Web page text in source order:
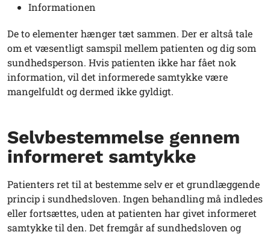
Informationen
De to elementer hænger tæt sammen. Der er altså tale
om et væsentligt samspil mellem patienten og dig som
sundhedsperson. Hvis patienten ikke har fået nok
information, vil det informerede samtykke være
mangelfuldt og dermed ikke gyldigt.
Selvbestemmelse gennem
informeret samtykke
Patienters ret til at bestemme selv er et grundlæggende
princip i sundhedsloven. Ingen behandling må indledes
eller fortsættes, uden at patienten har givet informeret
samtykke til den. Det fremgår af sundhedsloven og